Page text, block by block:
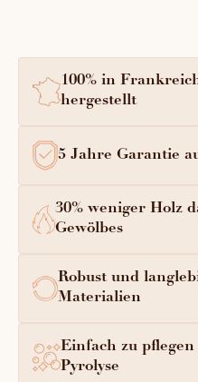
100% in
hergestellt
5 Jahre Garantie
30% weniger Holz
Gewölbes
Robust und
Materialien
Einfach zu
Pyrolyse